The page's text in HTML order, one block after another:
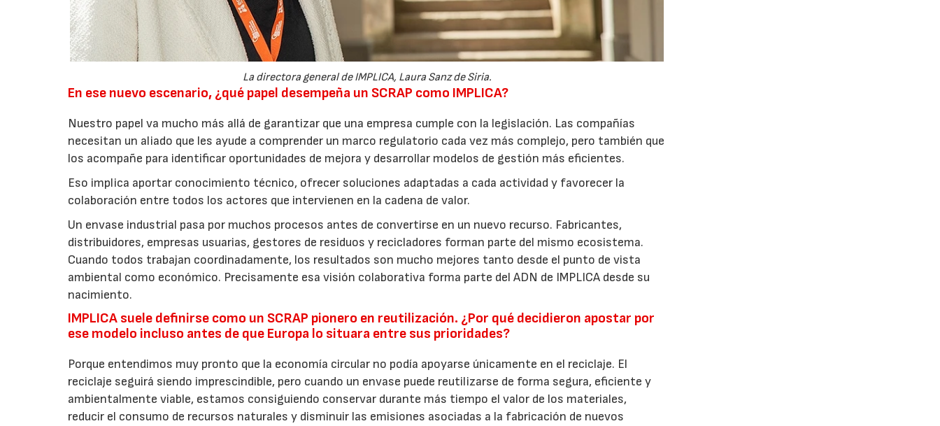
La directora general de IMPLICA, Laura Sanz de Siria.
En ese nuevo escenario, ¿qué papel desempeña un SCRAP como IMPLICA?
Nuestro papel va mucho más allá de garantizar que una empresa cumple con la legislación. Las compañías
necesitan un aliado que les ayude a comprender un marco regulatorio cada vez más complejo, pero también que
los acompañe para identificar oportunidades de mejora y desarrollar modelos de gestión más eficientes.
Eso implica aportar conocimiento técnico, ofrecer soluciones adaptadas a cada actividad y favorecer la
colaboración entre todos los actores que intervienen en la cadena de valor.
Un envase industrial pasa por muchos procesos antes de convertirse en un nuevo recurso. Fabricantes,
distribuidores, empresas usuarias, gestores de residuos y recicladores forman parte del mismo ecosistema.
Cuando todos trabajan coordinadamente, los resultados son mucho mejores tanto desde el punto de vista
ambiental como económico. Precisamente esa visión colaborativa forma parte del ADN de IMPLICA desde su
nacimiento.
IMPLICA suele definirse como un SCRAP pionero en reutilización. ¿Por qué decidieron apostar por
ese modelo incluso antes de que Europa lo situara entre sus prioridades?
Porque entendimos muy pronto que la economía circular no podía apoyarse únicamente en el reciclaje. El
reciclaje seguirá siendo imprescindible, pero cuando un envase puede reutilizarse de forma segura, eficiente y
ambientalmente viable, estamos consiguiendo conservar durante más tiempo el valor de los materiales,
reducir el consumo de recursos naturales y disminuir las emisiones asociadas a la fabricación de nuevos